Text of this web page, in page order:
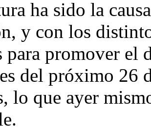
ha sido la
y con los
promover el
del próximo 26
lo que ayer